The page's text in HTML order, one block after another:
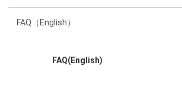
FAQ（English）